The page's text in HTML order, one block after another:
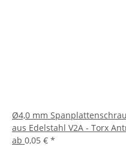
Ø4,0 mm
aus Edelstahl V2A - Torx
ab 0,05 € *